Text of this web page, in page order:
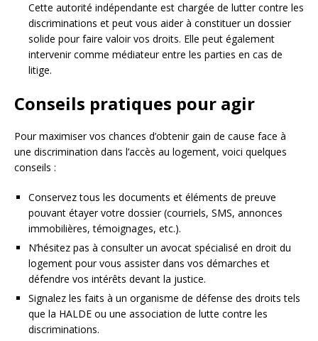
Cette autorité indépendante est chargée de lutter contre les
discriminations et peut vous aider à constituer un dossier
solide pour faire valoir vos droits. Elle peut également
intervenir comme médiateur entre les parties en cas de
litige.
Conseils pratiques pour agir
Pour maximiser vos chances d’obtenir gain de cause face à
une discrimination dans l’accès au logement, voici quelques
conseils :
Conservez tous les documents et éléments de preuve
pouvant étayer votre dossier (courriels, SMS, annonces
immobilières, témoignages, etc.).
N’hésitez pas à consulter un avocat spécialisé en droit du
logement pour vous assister dans vos démarches et
défendre vos intérêts devant la justice.
Signalez les faits à un organisme de défense des droits tels
que la HALDE ou une association de lutte contre les
discriminations.